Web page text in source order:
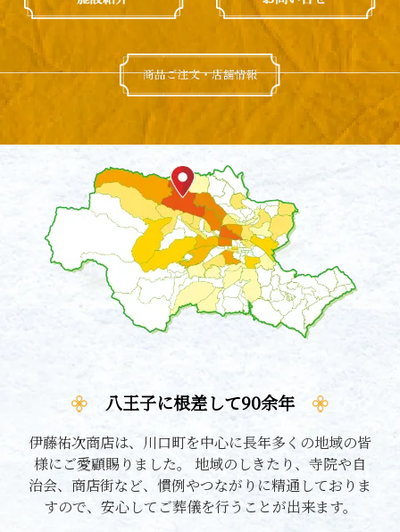
八王子に根差して90余年
伊藤祐次商店は、川口町を中心に長年多くの地域の皆
様にご愛顧賜りました。 地域のしきたり、寺院や自
治会、商店街など、慣例やつながりに精通しておりま
すので、安心してご葬儀を行うことが出来ます。